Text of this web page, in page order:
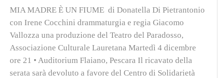
MIA MADRE È UN FIUME di Donatella Di Pietrantonio
con Irene Cocchini drammaturgia e regia Giacomo
Vallozza una produzione del Teatro del Paradosso,
Associazione Culturale Lauretana Martedì 4 dicembre
ore 21 • Auditorium Flaiano, Pescara Il ricavato della
serata sarà devoluto a favore del Centro di Solidarietà